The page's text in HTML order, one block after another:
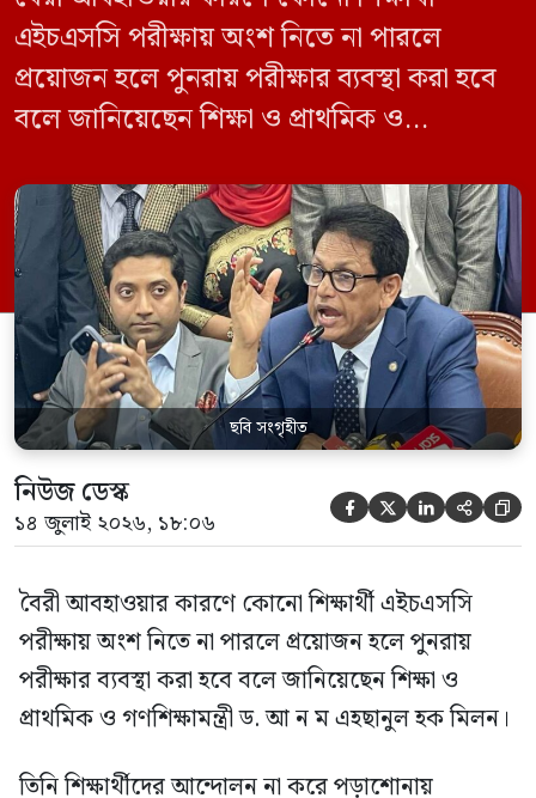
এইচএসসি পরীক্ষায় অংশ নিতে না পারলে
প্রয়োজন হলে পুনরায় পরীক্ষার ব্যবস্থা করা হবে
বলে জানিয়েছেন শিক্ষা ও প্রাথমিক ও
তিনি শিক্ষার্থীদের আন্দোলন না করে পড়াশোনায়
মনোযোগ দেওয়ার আহ্বান জানিয়ে বলেন,
সরকার পরিস্থিতি নিবিড়ভাবে পর্যবেক্ষণ করছে
এবং পরীক্ষার্থীদের স্বার্থ রক্ষায় প্রয়োজনীয় সব
পদক্ষেপ […]
ছবি সংগৃহীত
নিউজ ডেস্ক
১৪ জুলাই ২০২৬, ১৮:০৬     
বৈরী আবহাওয়ার কারণে কোনো শিক্ষার্থী এইচএসসি
পরীক্ষায় অংশ নিতে না পারলে প্রয়োজন হলে পুনরায়
পরীক্ষার ব্যবস্থা করা হবে বলে জানিয়েছেন শিক্ষা ও
প্রাথমিক ও গণশিক্ষামন্ত্রী ড. আ ন ম এহছানুল হক মিলন।
তিনি শিক্ষার্থীদের আন্দোলন না করে পড়াশোনায়